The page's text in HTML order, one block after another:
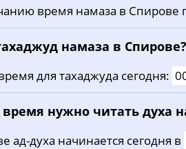
02:50 05:16
02:51 05:18
02:52 05:20
время намаза в Спирове
намаза в Спирове?
для тахаджуда сегодня:
время нужно читать духа
ад-духа начинается сегодня в